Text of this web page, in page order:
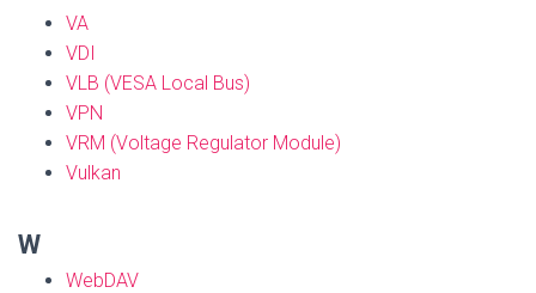
VA
VDI
VLB (VESA Local Bus)
VPN
VRM (Voltage Regulator Module)
Vulkan
W
WebDAV